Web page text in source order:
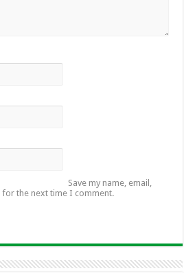
Save my name, email,
the next time I comment.